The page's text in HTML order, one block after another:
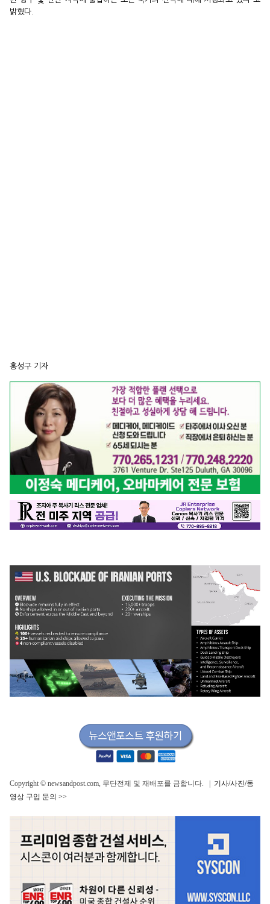
밝혔다.
홍성구 기자
Copyright © newsandpost.com, 무단전제 및 재배포를 금합니다. | 기사/사진/동
영상 구입 문의 >>